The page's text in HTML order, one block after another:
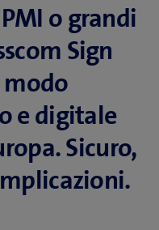
o grandi
Sign
e digitale
Sicuro,